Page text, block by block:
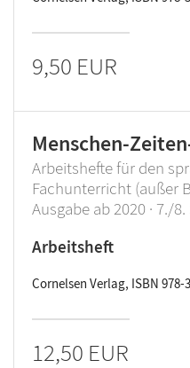
9,50 EUR
Menschen-
Arbeitshefte für den
Fachunterricht (außer
Ausgabe ab 2020 · 7./
Arbeitsheft
Cornelsen Verlag, ISBN 978-
12,50 EUR